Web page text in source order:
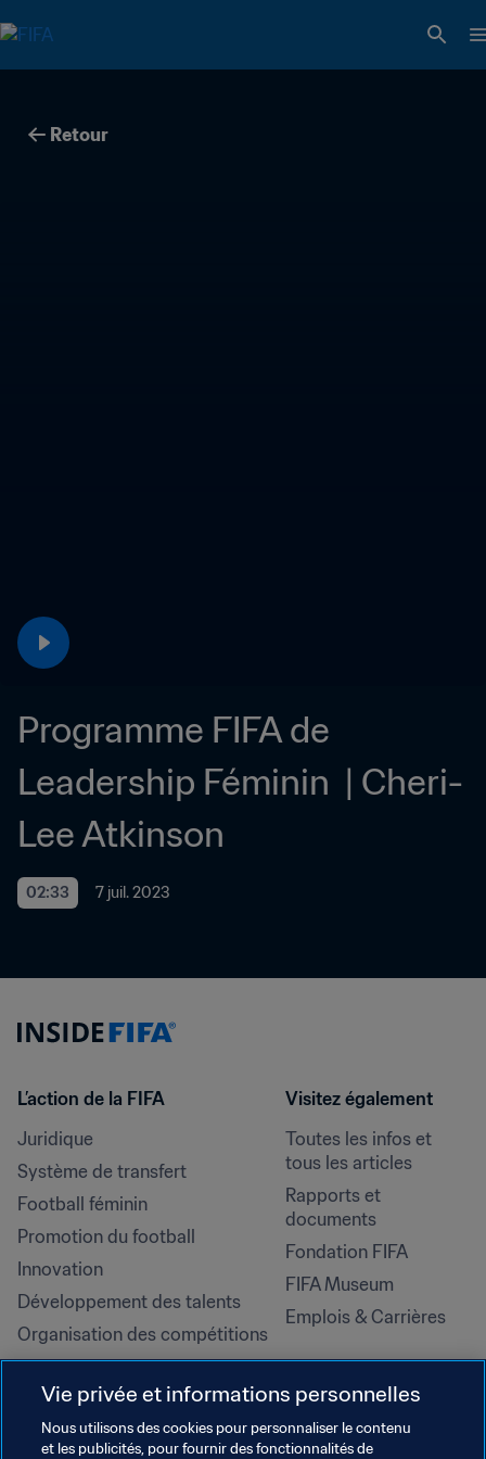
Retour
Programme FIFA de
Leadership Féminin  | Cheri-
Lee Atkinson
02:33 7 juil. 2023
L’action de la FIFA
Juridique
Système de transfert
Football féminin
Promotion du football
Innovation
Développement des talents
Organisation des compétitions
Développement durable
Droits de l'homme et lutte contre
la discrimination
Visitez également
Toutes les infos et
tous les articles
Rapports et
documents
Fondation FIFA
FIFA Museum
Emplois & Carrières
Vie privée et informations personnelles
Nous utilisons des cookies pour personnaliser le contenu
et les publicités, pour fournir des fonctionnalités de